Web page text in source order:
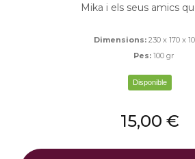
Mika i els seus amics
Dimensions: 230 x 170 x
Pes: 100 gr
Disponible
15,00 €